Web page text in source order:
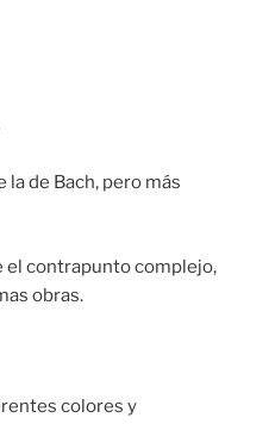
la de Bach, pero más
el contrapunto complejo,
obras.
colores y